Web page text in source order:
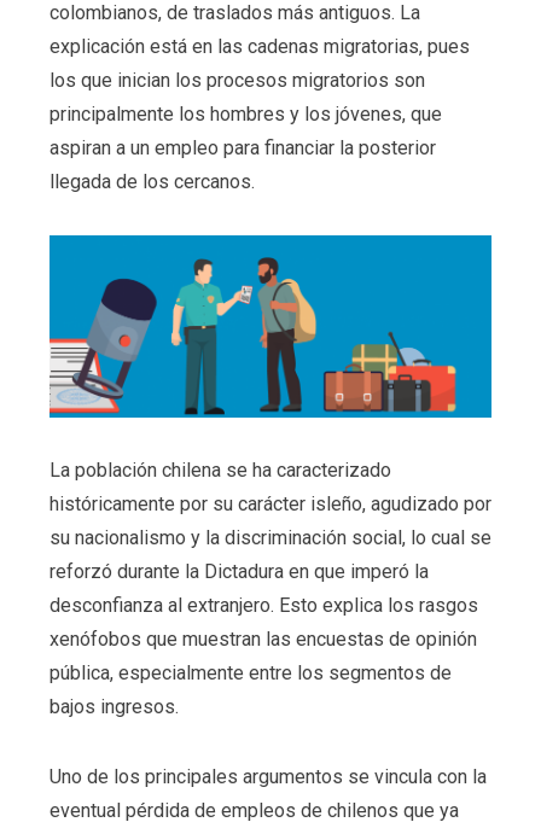
colombianos, de traslados más antiguos. La
explicación está en las cadenas migratorias, pues
los que inician los procesos migratorios son
principalmente los hombres y los jóvenes, que
aspiran a un empleo para financiar la posterior
llegada de los cercanos.
La población chilena se ha caracterizado
históricamente por su carácter isleño, agudizado por
su nacionalismo y la discriminación social, lo cual se
reforzó durante la Dictadura en que imperó la
desconfianza al extranjero. Esto explica los rasgos
xenófobos que muestran las encuestas de opinión
pública, especialmente entre los segmentos de
bajos ingresos.
Uno de los principales argumentos se vincula con la
eventual pérdida de empleos de chilenos que ya